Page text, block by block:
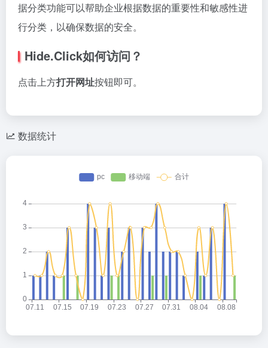
据分类功能可以帮助企业根据数据的重要性和敏感性进
行分类，以确保数据的安全。
Hide.Click如何访问？
点击上方打开网址按钮即可。
数据统计